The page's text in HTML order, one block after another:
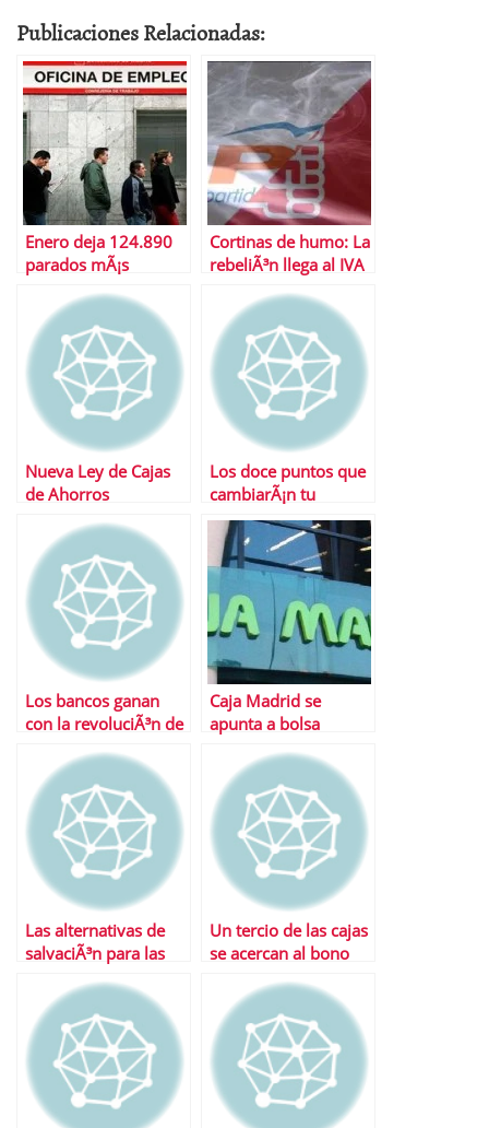
Publicaciones Relacionadas:
Enero deja 124.890
parados mÃ¡s
Cortinas de humo: La
rebeliÃ³n llega al IVA
Nueva Ley de Cajas
de Ahorros
Los doce puntos que
cambiarÃ¡n tu
pensiÃ³n tras la
reforma
Los bancos ganan
con la revoluciÃ³n de
Caja Madrid se
apunta a bolsa
Las alternativas de
salvaciÃ³n para las
Un tercio de las cajas
se acercan al bono